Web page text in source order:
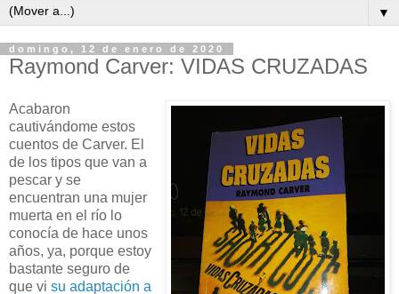
▼
domingo, 12 de enero de 2020
Raymond Carver: VIDAS CRUZADAS
Acabaron
cautivándome estos
cuentos de Carver. El
de los tipos que van a
pescar y se
encuentran una mujer
muerta en el río lo
conocía de hace unos
años, ya, porque estoy
bastante seguro de
que vi su adaptación a